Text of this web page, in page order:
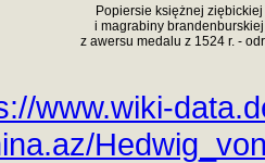
Popiersie księżnej ziębickiej
i magrabiny brandenburskiej
z awersu medalu z 1524 r. -
www.wiki-